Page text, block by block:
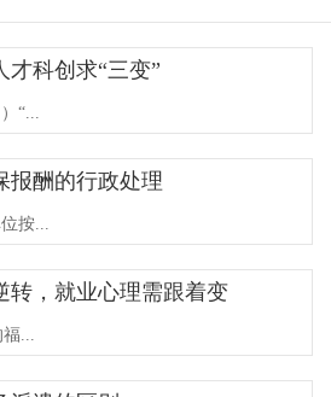
才科创求“三变”
“...
报酬的行政处理
按...
转，就业心理需跟着变
...